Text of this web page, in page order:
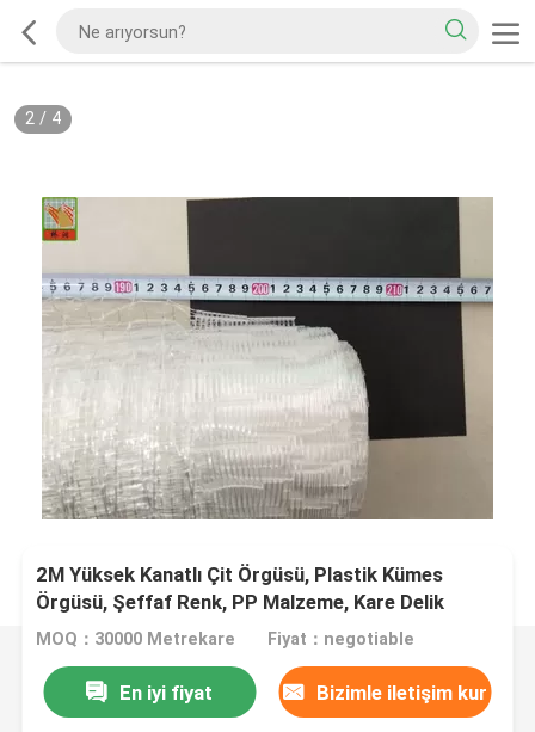
2/ 4
2M Yüksek Kanatlı Çit Örgüsü, Plastik Kümes
Örgüsü, Şeffaf Renk, PP Malzeme, Kare Delik
MOQ：30000 Metrekare Fiyat：negotiable
En iyi fiyat Bizimle iletişim kur